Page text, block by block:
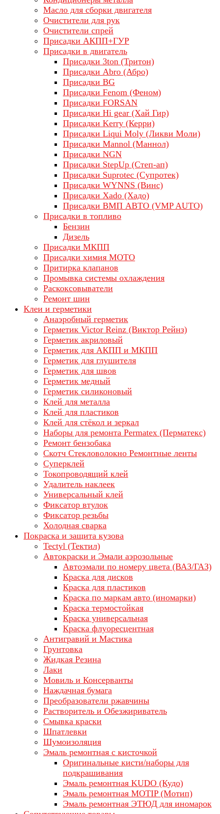
Масло для сборки двигателя
Очистители для рук
Очистители спрей
Присадки АКПП+ГУР
Присадки в двигатель
Присадки 3ton (Тритон)
Присадки Abro (Абро)
Присадки BG
Присадки Fenom (Феном)
Присадки FORSAN
Присадки Hi gear (Хай Гир)
Присадки Kerry (Керри)
Присадки Liqui Moly (Ликви Моли)
Присадки Mannol (Маннол)
Присадки NGN
Присадки StepUp (Степ-ап)
Присадки Suprotec (Супротек)
Присадки WYNNS (Винс)
Присадки Xado (Хадо)
Присадки ВМП АВТО (VMP AUTO)
Присадки в топливо
Бензин
Дизель
Присадки МКПП
Присадки химия МОТО
Притирка клапанов
Промывка системы охлаждения
Раскоксовыватели
Ремонт шин
Клеи и герметики
Анаэробный герметик
Герметик Victor Reinz (Виктор Рейнз)
Герметик акриловый
Герметик для АКПП и МКПП
Герметик для глушителя
Герметик для швов
Герметик медный
Герметик силиконовый
Клей для металла
Клей для пластиков
Клей для стёкол и зеркал
Наборы для ремонта Permatex (Перматекс)
Ремонт бензобака
Скотч Стекловолокно Ремонтные ленты
Суперклей
Токопроводящий клей
Удалитель наклеек
Универсальный клей
Фиксатор втулок
Фиксатор резьбы
Холодная сварка
Покраска и защита кузова
Tectyl (Тектил)
Автокраски и Эмали аэрозольные
Автоэмали по номеру цвета (ВАЗ/ГАЗ)
Краска для дисков
Краска для пластиков
Краска по маркам авто (иномарки)
Краска термостойкая
Краска универсальная
Краска флуоресцентная
Антигравий и Мастика
Грунтовка
Жидкая Резина
Лаки
Мовиль и Консерванты
Наждачная бумага
Преобразователи ржавчины
Растворитель и Обезжириватель
Смывка краски
Шпатлевки
Шумоизоляция
Эмаль ремонтная с кисточкой
Оригинальные кисти/наборы для
подкрашивания
Эмаль ремонтная KUDO (Кудо)
Эмаль ремонтная MOTIP (Мотип)
Эмаль ремонтная ЭТЮД для иномарок